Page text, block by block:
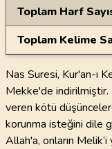
Toplam Harf
Toplam Kelime
Nas Suresi, Kur'an-ı
Mekke'de indirilmiştir.
veren kötü
korunma isteğini dile
Allah'a, onların Melik’i